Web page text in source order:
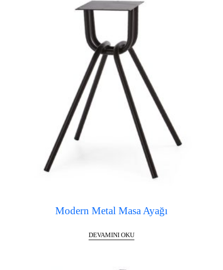
Modern Metal Masa Ayağı
DEVAMINI OKU